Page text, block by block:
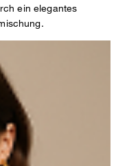
ein elegantes